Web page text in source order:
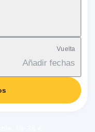
Vuelta
Añadir fechas